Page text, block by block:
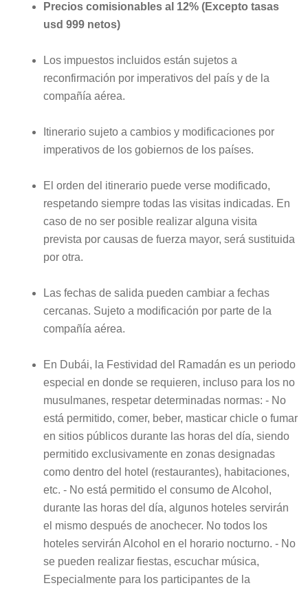
Precios comisionables al 12% (Excepto tasas
usd 999 netos)
Los impuestos incluidos están sujetos a
reconfirmación por imperativos del país y de la
compañía aérea.
Itinerario sujeto a cambios y modificaciones por
imperativos de los gobiernos de los países.
El orden del itinerario puede verse modificado,
respetando siempre todas las visitas indicadas. En
caso de no ser posible realizar alguna visita
prevista por causas de fuerza mayor, será sustituida
por otra.
Las fechas de salida pueden cambiar a fechas
cercanas. Sujeto a modificación por parte de la
compañía aérea.
En Dubái, la Festividad del Ramadán es un periodo
especial en donde se requieren, incluso para los no
musulmanes, respetar determinadas normas: - No
está permitido, comer, beber, masticar chicle o fumar
en sitios públicos durante las horas del día, siendo
permitido exclusivamente en zonas designadas
como dentro del hotel (restaurantes), habitaciones,
etc. - No está permitido el consumo de Alcohol,
durante las horas del día, algunos hoteles servirán
el mismo después de anochecer. No todos los
hoteles servirán Alcohol en el horario nocturno. - No
se pueden realizar fiestas, escuchar música,
Especialmente para los participantes de la